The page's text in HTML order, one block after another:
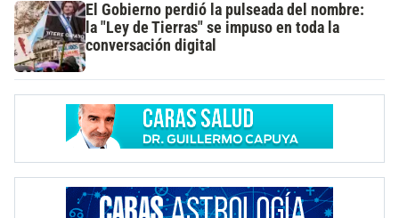
El Gobierno perdió la pulseada del nombre:
la "Ley de Tierras" se impuso en toda la
conversación digital